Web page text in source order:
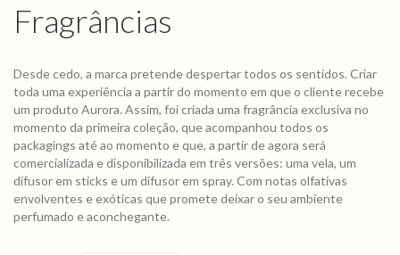
Fragrâncias
Desde cedo, a marca pretende despertar todos os sentidos. Criar
toda uma experiência a partir do momento em que o cliente recebe
um produto Aurora. Assim, foi criada uma fragrância exclusiva no
momento da primeira coleção, que acompanhou todos os
packagings até ao momento e que, a partir de agora será
comercializada e disponibilizada em três versões: uma vela, um
difusor em sticks e um difusor em spray. Com notas olfativas
envolventes e exóticas que promete deixar o seu ambiente
perfumado e aconchegante.